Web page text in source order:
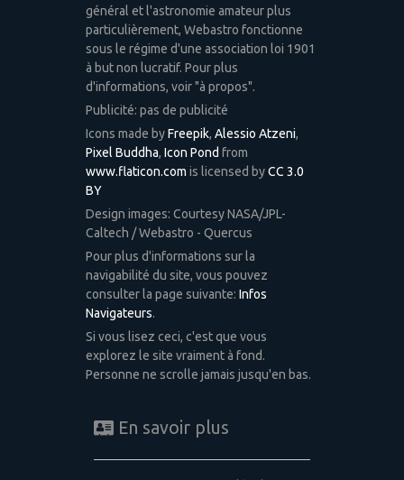
général et l'astronomie amateur plus
particulièrement, Webastro fonctionne
sous le régime d'une association loi 1901
à but non lucratif. Pour plus
d'informations, voir "à propos".
Publicité: pas de publicité
Icons made byFreepik, Alessio Atzeni,
Pixel Buddha, Icon Pond from
www.flaticon.com is licensed byCC 3.0
BY
Design images: Courtesy NASA/JPL-
Caltech / Webastro - Quercus
Pour plus d'informations sur la
navigabilité du site, vous pouvez
consulter la page suivante: Infos
Navigateurs.
Si vous lisez ceci, c'est que vous
explorez le site vraiment à fond.
Personne ne scrolle jamais jusqu'en bas.
En savoir plus